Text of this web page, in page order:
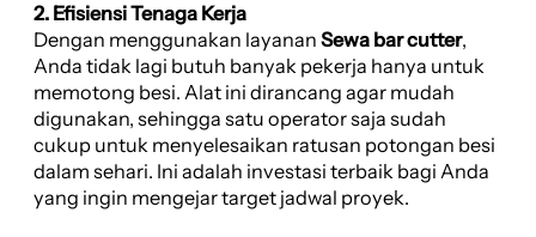
2. Efisiensi Tenaga Kerja
Dengan menggunakan layanan Sewa bar cutter,
Anda tidak lagi butuh banyak pekerja hanya untuk
memotong besi. Alat ini dirancang agar mudah
digunakan, sehingga satu operator saja sudah
cukup untuk menyelesaikan ratusan potongan besi
dalam sehari. Ini adalah investasi terbaik bagi Anda
yang ingin mengejar target jadwal proyek.